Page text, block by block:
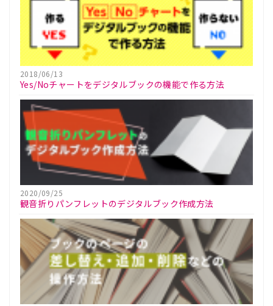
2018/06/13
Yes/Noチャートをデジタルブックの機能で作る方法
2020/09/25
観音折りパンフレットのデジタルブック作成方法